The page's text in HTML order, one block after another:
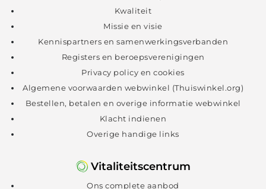
Kwaliteit
Missie en visie
Kennispartners en samenwerkingsverbanden
Registers en beroepsverenigingen
Privacy policy en cookies
Algemene voorwaarden webwinkel (Thuiswinkel.org)
Bestellen, betalen en overige informatie webwinkel
Klacht indienen
Overige handige links
Vitaliteitscentrum
Ons complete aanbod